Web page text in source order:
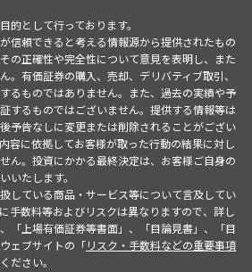
的として行っております。
信頼できると考える情報源から提供されたもの
の正確性や完全性について意見を表明し、また
。有価証券の購入、売却、デリバティブ取引、
るものではありません。また、過去の実績や予
するものではございません。提供する情報等は
予告なしに変更または削除されることがござい
容に依拠してお客様が取った行動の結果に対し
ん。投資にかかる最終決定は、お客様ご自身の
いたします。
している商品・サービス等について言及してい
手数料等およびリスクは異なりますので、詳し
「上場有価証券等書面」、「目論見書」、「目
ェブサイトの「リスク・手数料などの重要事項
ださい。